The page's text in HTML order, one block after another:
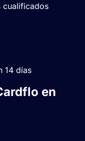
cualificados
14 días
en